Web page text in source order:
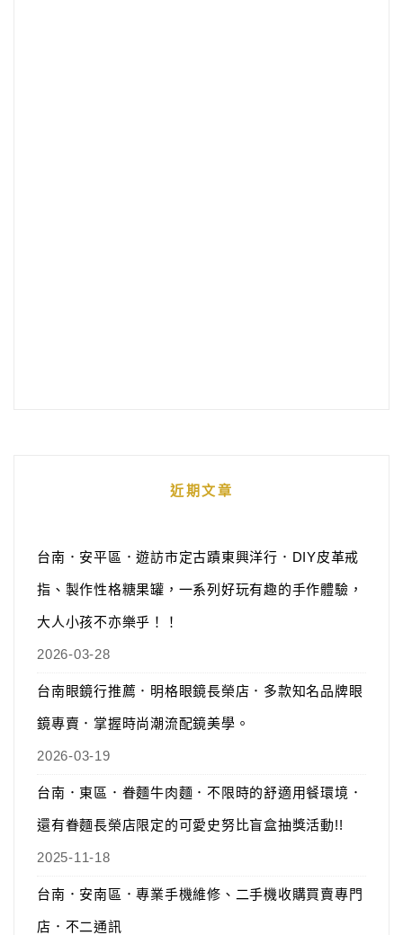
近期文章
台南．安平區．遊訪市定古蹟東興洋行．DIY皮革戒
指、製作性格糖果罐，一系列好玩有趣的手作體驗，
大人小孩不亦樂乎！！
2026-03-28
台南眼鏡行推薦．明格眼鏡長榮店．多款知名品牌眼
鏡專賣．掌握時尚潮流配鏡美學。
2026-03-19
台南．東區．眷麵牛肉麵．不限時的舒適用餐環境．
還有眷麵長榮店限定的可愛史努比盲盒抽獎活動!!
2025-11-18
台南．安南區．專業手機維修、二手機收購買賣專門
店．不二通訊